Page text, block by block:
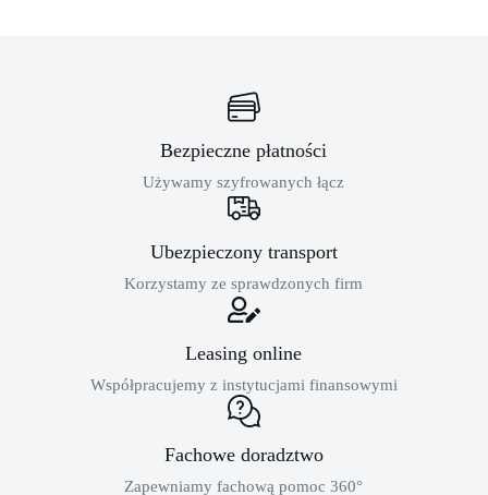
Bezpieczne płatności
Używamy szyfrowanych łącz
Ubezpieczony transport
Korzystamy ze sprawdzonych firm
Leasing online
Współpracujemy z instytucjami finansowymi
Fachowe doradztwo
Zapewniamy fachową pomoc 360°